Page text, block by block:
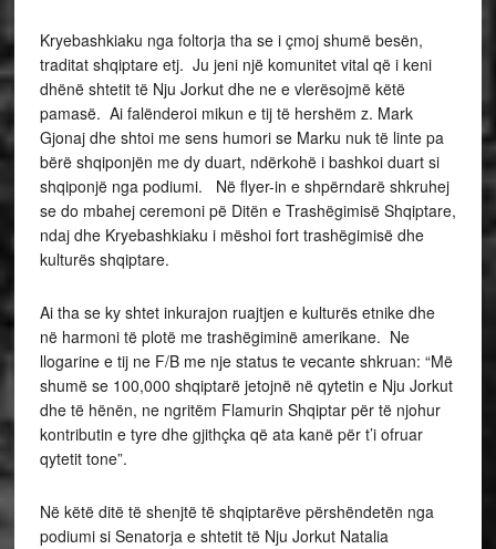
Kryebashkiaku nga foltorja tha se i çmoj shumë besën,
traditat shqiptare etj. Ju jeni një komunitet vital që i keni
dhënë shtetit të Nju Jorkut dhe ne e vlerësojmë këtë
pamasë. Ai falënderoi mikun e tij të hershëm z. Mark
Gjonaj dhe shtoi me sens humori se Marku nuk të linte pa
bërë shqiponjën me dy duart, ndërkohë i bashkoi duart si
shqiponjë nga podiumi. Në flyer-in e shpërndarë shkruhej
se do mbahej ceremoni pë Ditën e Trashëgimisë Shqiptare,
ndaj dhe Kryebashkiaku i mëshoi fort trashëgimisë dhe
kulturës shqiptare.
Ai tha se ky shtet inkurajon ruajtjen e kulturës etnike dhe
në harmoni të plotë me trashëgiminë amerikane. Ne
llogarine e tij ne F/B me nje status te vecante shkruan: “Më
shumë se 100,000 shqiptarë jetojnë në qytetin e Nju Jorkut
dhe të hënën, ne ngritëm Flamurin Shqiptar për të njohur
kontributin e tyre dhe gjithçka që ata kanë për t’i ofruar
qytetit tone”.
Në këtë ditë të shenjtë të shqiptarëve përshëndetën nga
podiumi si Senatorja e shtetit të Nju Jorkut Natalia